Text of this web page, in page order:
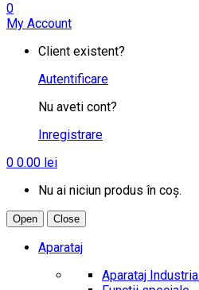
0
My Account
Client existent?
Autentificare
Nu aveti cont?
Inregistrare
0 0.00 lei
Nu ai niciun produs în coș.
Open Close
Aparataj
Aparataj Industrial